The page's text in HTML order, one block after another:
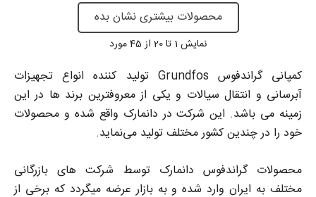
محصولات بیشتری نشان بده
نمایش 1 تا 20 از 45 مورد
کمپانی گراندفوس Grundfos تولید کننده انواع تجهیزات
آبرسانی و انتقال سیالات و یکی از معروفترین برند ها در این
زمینه می باشد. این شرکت در دانمارک واقع شده و محصولات
خود را در چندین کشور مختلف تولید می‌نماید.
محصولات گراندفوس دانمارک توسط شرکت های بازرگانی
مختلف به ایران وارد شده و به بازار عرضه میگردد که برخی از